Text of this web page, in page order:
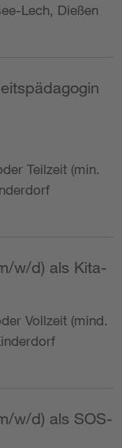
Lech, Dießen
Teilzeit (min.
w/d) als Kita-
Vollzeit (mind.
w/d) als SOS-